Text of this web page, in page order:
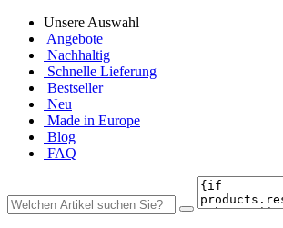
Unsere Auswahl
Angebote
Nachhaltig
Schnelle Lieferung
Bestseller
Neu
Made in Europe
Blog
FAQ